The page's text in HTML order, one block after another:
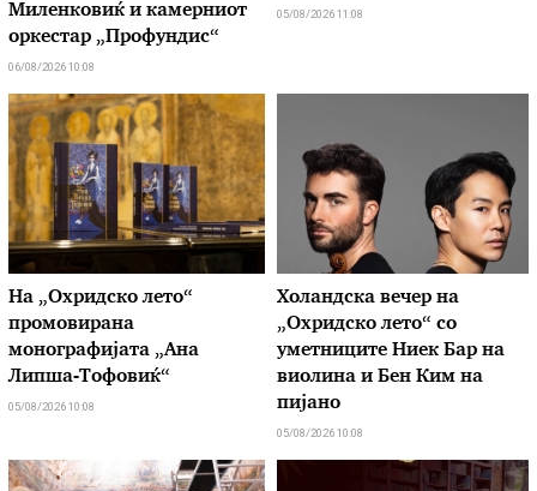
Миленковиќ и камерниот
оркестар „Профундис“
06/08/2026 10:08
05/08/2026 11:08
На „Охридско лето“
промовирана
монографијата „Ана
Липша-Тофовиќ“
05/08/2026 10:08
Холандска вечер на
„Охридско лето“ со
уметниците Ниек Бар на
виолина и Бен Ким на
пијано
05/08/2026 10:08